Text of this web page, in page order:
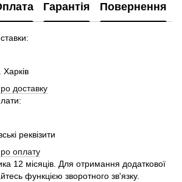
Гарантія Повернення
Харків
доставку
реквізити
оплату
12 місяців. Для отримання додаткової
функцією зворотного зв'язку.